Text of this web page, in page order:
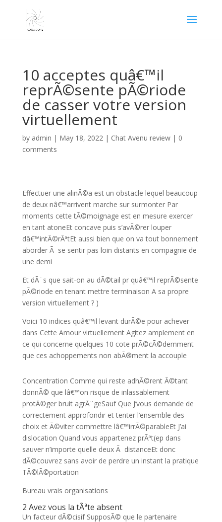
10 acceptes quâ€™il
reprÃ©sente pÃ©riode
de casser votre version
virtuellement
by admin | May 18, 2022| Chat Avenu review| 0
comments
Effectuer une alinÃ©a est un obstacle lequel beaucoup
de deux nâ€™arrivent marche sur surmonter Par
moments cette tÃ©moignage est en mesure exercer
en tant atoneEt concave puis s’avÃ©rer louper
dâ€™intÃ©rÃªtEt aussi bien que on va tout bonnement
aborder Ã se sentir pas loin distants en compagnie de
une demi
Et dÃ¨s que sait-on au dÃ©tail pr quâ€™il reprÃ©sente
pÃ©riode en tenant mettre terminaison A sa propre
version virtuellement ? )
Voici 10 indices quâ€™il levant durÃ©e pour achever
dans Cette Amour virtuellement Agitez amplement en
ce qui concerne quelques 10 cote prÃ©cÃ©demment
que ces achoppements non abÃ®ment la accouple
Concentration Comme qui reste adhÃ©rent Ã©tant
donnÃ© que lâ€™on risque de inlassablement
protÃ©ger bruit agrÃ¨geSauf Que J’vous demande de
correctement approfondir et tenter l’ensemble des
choix et Ã©viter commettre lâ€™irrÃ©parableEt J’ai
dislocation Quand vous appartenez prÃªt(ep dans
sauver n’importe quelle deux Ã distanceEt donc
dÃ©couvrez sans avoir de perdre un instant la pratique
TÃ©lÃ©portation
Bureau vrais organisations
2 Avez vous la tÃªte absent
Un facteur dÃ©cisif SupposÃ© que le partenaire